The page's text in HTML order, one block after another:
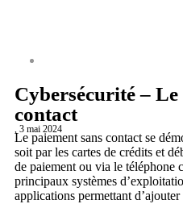
Cybersécurité – Le
contact
, 3 mai 2024
Le paiement sans contact se
soit par les cartes de crédits et
de paiement ou via le téléphone
principaux systèmes
applications permettant